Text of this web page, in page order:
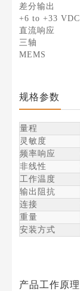
差分输出
+6 to +33 VDC
直流响应
三轴
MEMS
规格参数
量程
灵敏度
频率响应
非线性
工作温度
输出阻抗
连接
重量
安装方式
产品工作原理